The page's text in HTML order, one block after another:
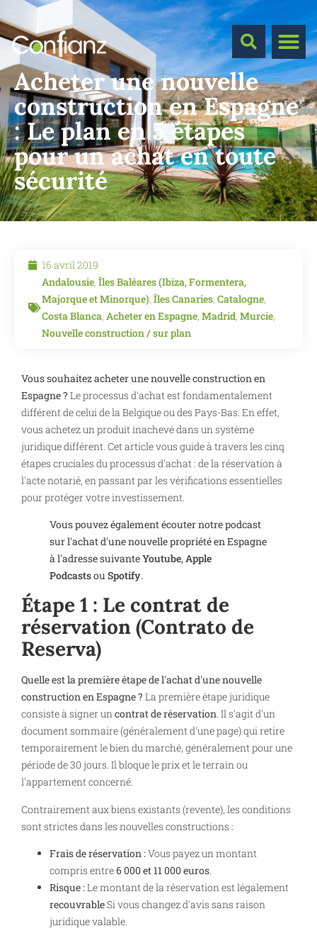
Acheter une nouvelle
construction en Espagne
: Le plan en 5 étapes
pour un achat en toute
sécurité
16 avril 2019
Andalousie, Îles Baléares (Ibiza, Formentera,
Majorque et Minorque), Îles Canaries, Catalogne,
Costa Blanca, Acheter en Espagne, Madrid, Murcie,
Nouvelle construction / sur plan
Vous souhaitez acheter une nouvelle construction en
Espagne ? Le processus d'achat est fondamentalement
différent de celui de la Belgique ou des Pays-Bas. En effet,
vous achetez un produit inachevé dans un système
juridique différent. Cet article vous guide à travers les cinq
étapes cruciales du processus d'achat : de la réservation à
l'acte notarié, en passant par les vérifications essentielles
pour protéger votre investissement.
Vous pouvez également écouter notre podcast
sur l'achat d'une nouvelle propriété en Espagne
à l'adresse suivanteYoutube,Apple
Podcastsou Spotify.
Étape 1 : Le contrat de
réservation (Contrato de
Reserva)
Quelle est la première étape de l'achat d'une nouvelle
construction en Espagne ? La première étape juridique
consiste à signer uncontrat de réservation. Il s'agit d'un
document sommaire (généralement d'une page) qui retire
temporairement le bien du marché, généralement pour une
période de 30 jours. Il bloque le prix et le terrain ou
l'appartement concerné.
Contrairement aux biens existants (revente), les conditions
sont strictes dans les nouvelles constructions :
Frais de réservation :Vous payez un montant
compris entre6 000 et 11 000 euros.
Risque :Le montant de la réservation est légalement
recouvrableSi vous changez d'avis sans raison
juridique valable.